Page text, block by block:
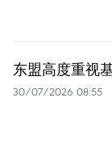
东盟高度重视
30/07/2026 08:55